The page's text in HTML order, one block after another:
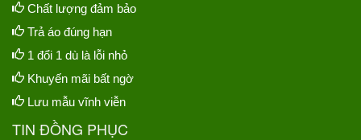
Chất lượng đảm bảo
Trả áo đúng hạn
1 đổi 1 dù là lỗi nhỏ
Khuyến mãi bất ngờ
Lưu mẫu vĩnh viễn
TIN ĐỒNG PHỤC